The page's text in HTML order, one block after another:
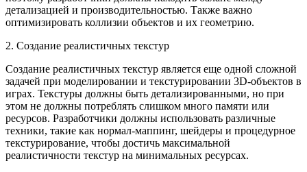
детализацией и производительностью. Также важно
оптимизировать коллизии объектов и их геометрию.
2. Создание реалистичных текстур
Создание реалистичных текстур является еще одной сложной
задачей при моделировании и текстурировании 3D-объектов в
играх. Текстуры должны быть детализированными, но при
этом не должны потреблять слишком много памяти или
ресурсов. Разработчики должны использовать различные
техники, такие как нормал-маппинг, шейдеры и процедурное
текстурирование, чтобы достичь максимальной
реалистичности текстур на минимальных ресурсах.